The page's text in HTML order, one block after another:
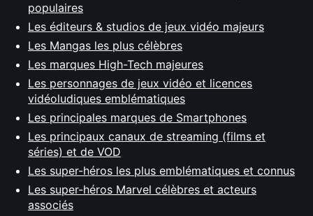
populaires
Les éditeurs & studios de jeux vidéo majeurs
Les Mangas les plus célèbres
Les marques High-Tech majeures
Les personnages de jeux vidéo et licences
vidéoludiques emblématiques
Les principales marques de Smartphones
Les principaux canaux de streaming (films et
séries) et de VOD
Les super-héros les plus emblématiques et connus
Les super-héros Marvel célèbres et acteurs
associés